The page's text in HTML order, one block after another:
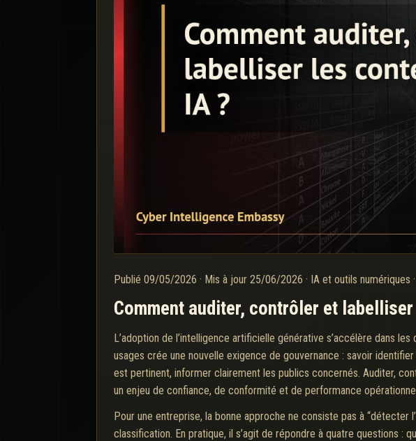
Publié 09/05/2026 · Mis à jour 25/06/2026 · IA et outils numériques ·
Comment auditer, contrôler et
L’adoption de l’intelligence artificielle générative s’accélère dans
usages crée une nouvelle exigence de gouvernance : savoir
est pertinent, informer clairement les publics concernés. Auditer,
un enjeu de confiance, de conformité et de performance
Pour une entreprise, la bonne approche ne consiste pas à
classification. En pratique, il s’agit de répondre à quatre questions :